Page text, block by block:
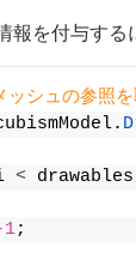
を付与する
シュの参照を
<
1;